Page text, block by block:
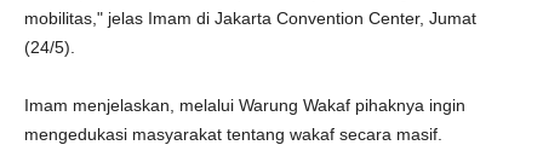
mobilitas," jelas Imam di Jakarta Convention Center, Jumat
(24/5).
Imam menjelaskan, melalui Warung Wakaf pihaknya ingin
mengedukasi masyarakat tentang wakaf secara masif.